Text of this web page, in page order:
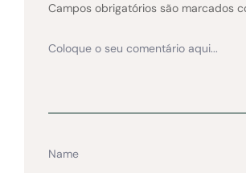
Campos obrigatórios são marcados